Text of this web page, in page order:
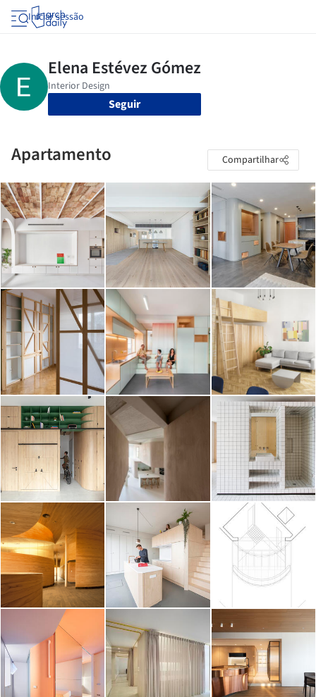
Iniciar sessão
Seguir
Apartamento Compartilhar